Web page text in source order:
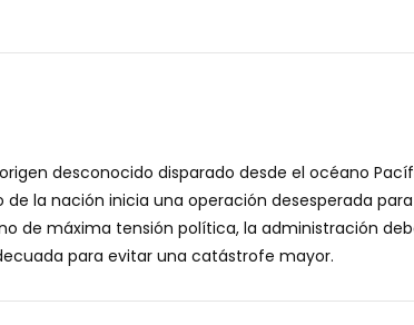
desconocido disparado desde el océano
la nación inicia una operación desesperada
de máxima tensión política, la administración
para evitar una catástrofe mayor.